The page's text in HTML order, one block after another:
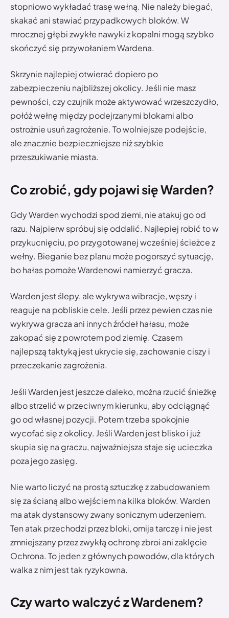
stopniowo wykładać trasę wełną. Nie należy biegać,
skakać ani stawiać przypadkowych bloków. W
mrocznej głębi zwykłe nawyki z kopalni mogą szybko
skończyć się przywołaniem Wardena.
Skrzynie najlepiej otwierać dopiero po
zabezpieczeniu najbliższej okolicy. Jeśli nie masz
pewności, czy czujnik może aktywować wrzeszczydło,
połóż wełnę między podejrzanymi blokami albo
ostrożnie usuń zagrożenie. To wolniejsze podejście,
ale znacznie bezpieczniejsze niż szybkie
przeszukiwanie miasta.
Co zrobić, gdy pojawi się Warden?
Gdy Warden wychodzi spod ziemi, nie atakuj go od
razu. Najpierw spróbuj się oddalić. Najlepiej robić to w
przykucnięciu, po przygotowanej wcześniej ścieżce z
wełny. Bieganie bez planu może pogorszyć sytuację,
bo hałas pomoże Wardenowi namierzyć gracza.
Warden jest ślepy, ale wykrywa wibracje, węszy i
reaguje na pobliskie cele. Jeśli przez pewien czas nie
wykrywa gracza ani innych źródeł hałasu, może
zakopać się z powrotem pod ziemię. Czasem
najlepszą taktyką jest ukrycie się, zachowanie ciszy i
przeczekanie zagrożenia.
Jeśli Warden jest jeszcze daleko, można rzucić śnieżkę
albo strzelić w przeciwnym kierunku, aby odciągnąć
go od własnej pozycji. Potem trzeba spokojnie
wycofać się z okolicy. Jeśli Warden jest blisko i już
skupia się na graczu, najważniejsza staje się ucieczka
poza jego zasięg.
Nie warto liczyć na prostą sztuczkę z zabudowaniem
się za ścianą albo wejściem na kilka bloków. Warden
ma atak dystansowy zwany sonicznym uderzeniem.
Ten atak przechodzi przez bloki, omija tarczę i nie jest
zmniejszany przez zwykłą ochronę zbroi ani zaklęcie
Ochrona. To jeden z głównych powodów, dla których
walka z nim jest tak ryzykowna.
Czy warto walczyć z Wardenem?